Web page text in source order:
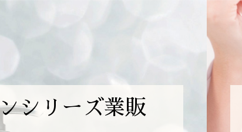
シリーズ業販